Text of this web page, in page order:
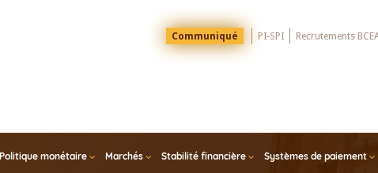
Menu
Top
Communiqué PI-SPI Recrutements
Politique monétaire Marchés Stabilité financière Systèmes de paiement